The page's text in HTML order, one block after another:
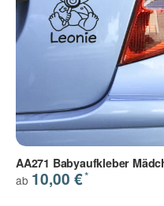
AA271 Babyaufkleber
ab 10,00 €*